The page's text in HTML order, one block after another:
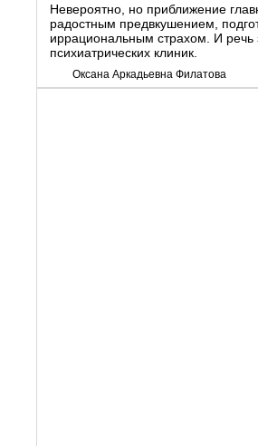
Невероятно, но приближение
радостным предвкушением,
иррациональным страхом. И речь
психиатрических клиник.
Оксана Аркадьевна Филатова